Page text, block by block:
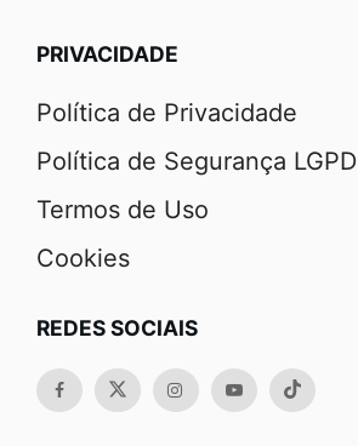
PRIVACIDADE
Política de Privacidade
Política de Segurança LGPD
Termos de Uso
Cookies
REDES SOCIAIS